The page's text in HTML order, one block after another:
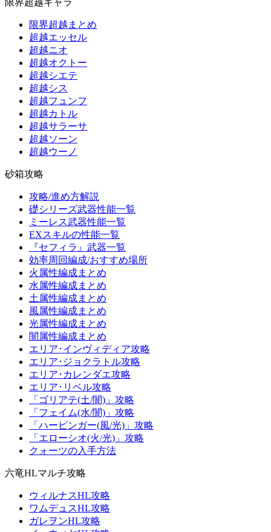
限界超越キャラ
限界超越まとめ
超越エッセル
超越ニオ
超越オクトー
超越シエテ
超越シス
超越フュンフ
超越カトル
超越サラーサ
超越ソーン
超越ウーノ
砂箱攻略
攻略/進め方解説
礎シリーズ武器性能一覧
ミーレス武器性能一覧
EXスキルの性能一覧
『セフィラ』武器一覧
効率周回編成/おすすめ場所
火属性編成まとめ
水属性編成まとめ
土属性編成まとめ
風属性編成まとめ
光属性編成まとめ
闇属性編成まとめ
エリア･インヴィディア攻略
エリア･ジョクラトル攻略
エリア･カレンダエ攻略
エリア･リベル攻略
「ゴリアテ(土/闇)」攻略
「フェイム(水/闇)」攻略
「ハービンガー(風/光)」攻略
「エローシオ(火/光)」攻略
クォーツの入手方法
六竜HLマルチ攻略
ウィルナスHL攻略
ワムデュスHL攻略
ガレヲンHL攻略